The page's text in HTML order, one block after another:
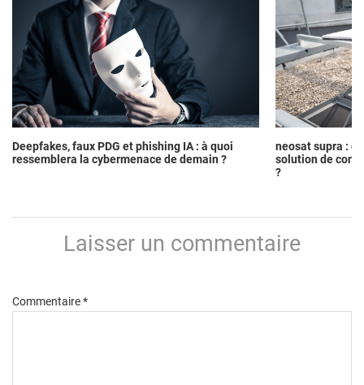
Deepfakes, faux PDG et phishing IA : à quoi
ressemblera la cybermenace de demain ?
neosat supra :
solution de
?
Laisser un commentaire
Commentaire*